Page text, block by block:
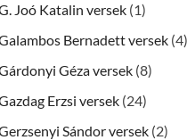
Joó Katalin versek (1)
Bernadett versek (4)
Géza versek (8)
Erzsi versek (24)
Sándor versek (2)